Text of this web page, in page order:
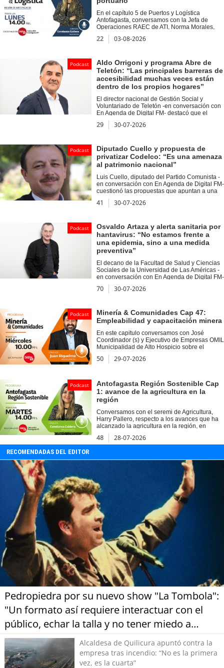
Ingeniería Eléctrica de la Universidad Técnica
Federico Santa María.
En el capítulo 5 de Puertos y Logística
Antofagasta, conversamos con la Jefa de
Operaciones RAEC de ATI, Norma Morales,
quien compartió su experiencia como
trabajadora en el rubro portuario y destacó la
acompañó Pablo Miranda, académico de la
UCN, con quien abordamos las oportunidades
y desafíos del corredor bioceánico.
22 03-08-2026
Podcast
Aldo Orrigoni y programa Abre de
Teletón: “Las principales barreras de
accesibilidad muchas veces están
dentro de los propios hogares”
El director nacional de Gestión Social y
Voluntariado de Teletón -en conversación con
En Agenda de Digital FM- destacó que el
programa Abre ha beneficiado a más de 11 mil
familias con adecuaciones gratuitas en sus
29 30-07-2026
Podcast
Diputado Cuello y propuesta de
privatizar Codelco: “Es una amenaza
al patrimonio nacional”
Luis Cuello, diputado del Partido Comunista -
en conversación con En Agenda de Digital FM-
cuestionó las propuestas que apuntan a una
eventual participación privada en Codelco y
defendió el rol estratégico de la principal
41 30-07-2026
Podcast
Osvaldo Artaza y alerta sanitaria por
hantavirus: “No estamos frente a
una epidemia, sino a una medida
preventiva”
El decano de la Facultad de Salud y Ciencias
Sociales de la Universidad de Las Américas -
en conversación con En Agenda de Digital FM-
explicó que la alerta sanitaria decretada por el
Ministerio de Salud busca fortalecer la
70 30-07-2026
Podcast
Minería & Comunidades Cap 47:
Empleabilidad y capacitación minera
En este capitulo conversamos con José
Coordinador (s) y Ejecutivo de Empresas OMIL
Municipalidad de Alto Hospicio sobre el
desarrollo de las comunidades mineras a
través de la capacitación y oportunidades de
Diseño Comunitario “Barquito de Papel”.
50 29-07-2026
Podcast
Antofagasta Región Sostenible Cap
1: avance de la agricultura en la
región
Conversamos con el seremi de Agricultura,
Harry Pallero, respecto a los avances que ha
alcanzado la agricultura en la región, en
medio del desierto más árido del mundo.
Instancia, donde abordamos ejemplos
exitosos, como los agricultores de Alto La
Voces Sostenibles. Nos acompañó Rosa
Catalán, quien dio a conocer su
emprendimiento relacionado con el reciclaje y
las asesorías que realiza en materia de
innovación.
48 28-07-2026
RECOMENDADAS DEL EDITOR
Pedropiedra por su nuevo show "La Tombola":
"Un formato así requiere interactuar con el
público, echar la talla y no tener miedo a
equivocarse"
Alcaldesa de Quilicura apuntó contra la
empresa tras incendio: “No es la primera
vez, es la cuarta”